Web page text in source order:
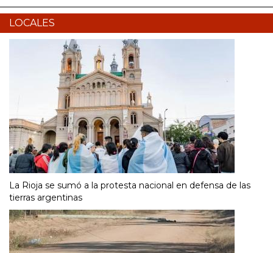
LOCALES
La Rioja se sumó a la protesta nacional en defensa de las
tierras argentinas